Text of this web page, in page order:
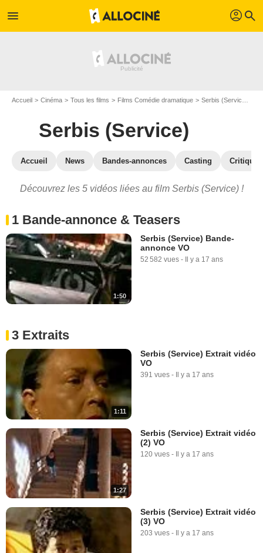
menu profil search
Accueil Cinéma Tous les films Films Comédie dramatique Serbis (Service)
Serbis (Service)
Accueil News Bandes-annonces Casting
Découvrez les 5 vidéos liées au film Serbis (Service) !
1 Bande-annonce & Teasers
1:50
Serbis (Service) Bande-
annonce VO
52 582 vues - Il y a 17 ans
3 Extraits
1:11
Serbis (Service) Extrait vidéo
VO
391 vues - Il y a 17 ans
1:27
Serbis (Service) Extrait vidéo
(2) VO
120 vues - Il y a 17 ans
Serbis (Service) Extrait vidéo
(3) VO
203 vues - Il y a 17 ans